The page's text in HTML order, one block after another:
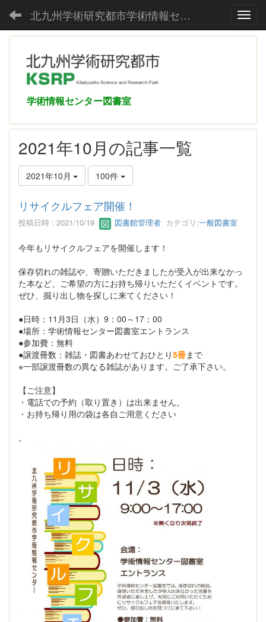
北九州学術研究都市学術情報センター
学術情報センター図書室
2021年10月の記事一覧
2021年10月 100件
リサイクルフェア開催！
投稿日時 : 2021/10/19 図書館管理者 カテゴリ:一般図書室
今年もリサイクルフェアを開催します！
保存切れの雑誌や、寄贈いただきましたが受入が出来なかっ
た本など、ご希望の方にお持ち帰りいただくイベントです。
ぜひ、掘り出し物を探しに来てください！
●日時：11月3日（水）9：00～17：00
●場所：学術情報センター図書室エントランス
●参加費：無料
●譲渡冊数：雑誌・図書あわせておひとり5冊まで
※一部譲渡冊数の異なる雑誌があります。ご了承下さい。
【ご注意】
・電話での予約（取り置き）は出来ません。
・お持ち帰り用の袋は各自ご用意ください
。